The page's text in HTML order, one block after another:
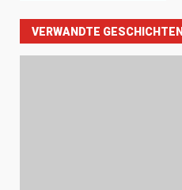
VERWANDTE GESCHICHTEN